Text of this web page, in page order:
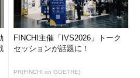
FINCHI主催「IVS2026」トーク
セッションが話題に！
PR(FINCHI on GOETHE)